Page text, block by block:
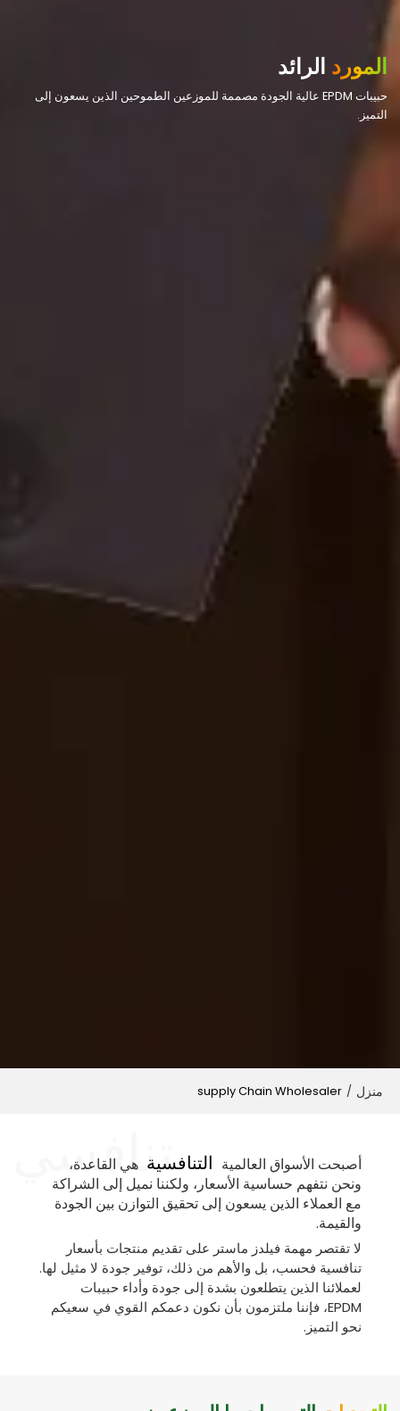
المورد الرائد
حبيبات EPDM عالية الجودة مصممة للموزعين الطموحين الذين يسعون إلى
التميز.
منزل /
supply Chain Wholesaler
تنافسي أصبحت الأسواق العالمية التنافسية هي القاعدة،
ونحن نتفهم حساسية الأسعار، ولكننا نميل إلى الشراكة
مع العملاء الذين يسعون إلى تحقيق التوازن بين الجودة
والقيمة.
لا تقتصر مهمة فيلدز ماستر على تقديم منتجات بأسعار
تنافسية فحسب، بل والأهم من ذلك، توفير جودة لا مثيل لها.
لعملائنا الذين يتطلعون بشدة إلى جودة وأداء حبيبات
EPDM، فإننا ملتزمون بأن نكون دعمكم القوي في سعيكم
نحو التميز.